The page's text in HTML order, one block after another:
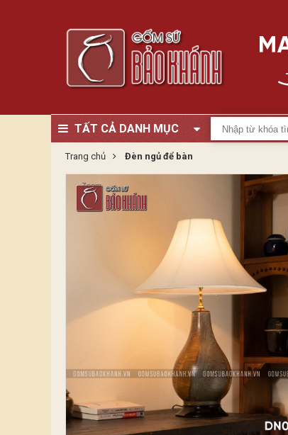
TẤT CẢ DANH MỤC
Trang chủ Đèn ngủ để bàn
Zoom